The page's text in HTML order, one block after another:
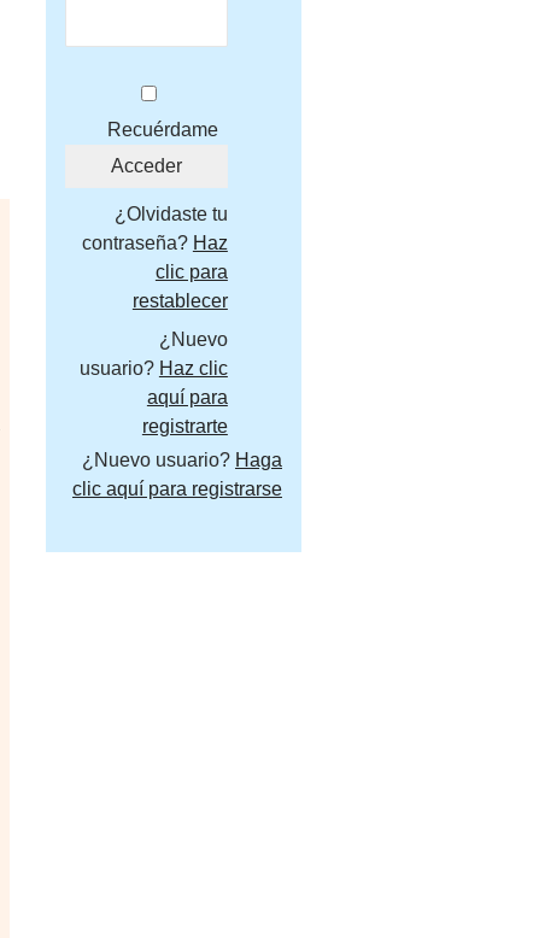
Recuérdame
¿Olvidaste tu
contraseña? Haz
clic para
restablecer
¿Nuevo
usuario? Haz clic
aquí para
registrarte
¿Nuevo usuario? Haga
clic aquí para registrarse